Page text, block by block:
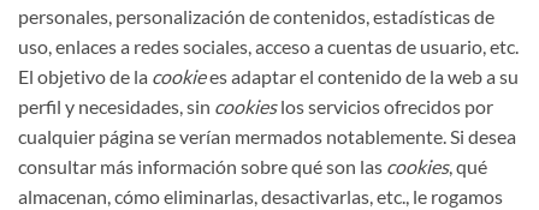
personales, personalización de contenidos, estadísticas de
uso, enlaces a redes sociales, acceso a cuentas de usuario, etc.
El objetivo de la cookiees adaptar el contenido de la web a su
perfil y necesidades, sin cookieslos servicios ofrecidos por
cualquier página se verían mermados notablemente. Si desea
consultar más información sobre qué son las cookies, qué
almacenan, cómo eliminarlas, desactivarlas, etc., le rogamos